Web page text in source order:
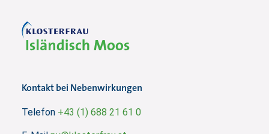
Kontakt bei Nebenwirkungen
Telefon +43 (1) 688 21 61 0